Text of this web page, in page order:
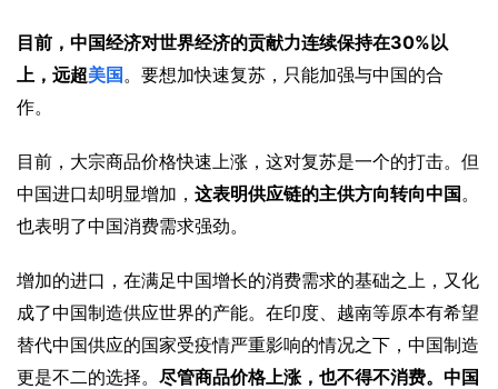
目前，中国经济对世界经济的贡献力连续保持在30% 以
上，远超美国 。要想加快速复苏，只能加强与中国的合
作。
目前，大宗商品价格快速上涨，这对复苏是一个的打击。但
中国进口却明显增加， 这表明供应链的主供方向转向中国 。
也表明了中国消费需求强劲。
增加的进口，在满足中国增长的消费需求的基础之上，又化
成了中国制造供应世界的产能。在印度、越南等原本有希望
替代中国供应的国家受疫情严重影响的情况之下，中国制造
更是不二的选择。 尽管商品价格上涨，也不得不消费。中国